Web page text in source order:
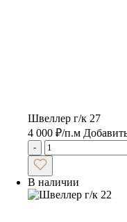
Швеллер г/к 27
4 000 ₽/п.м
-
В наличии